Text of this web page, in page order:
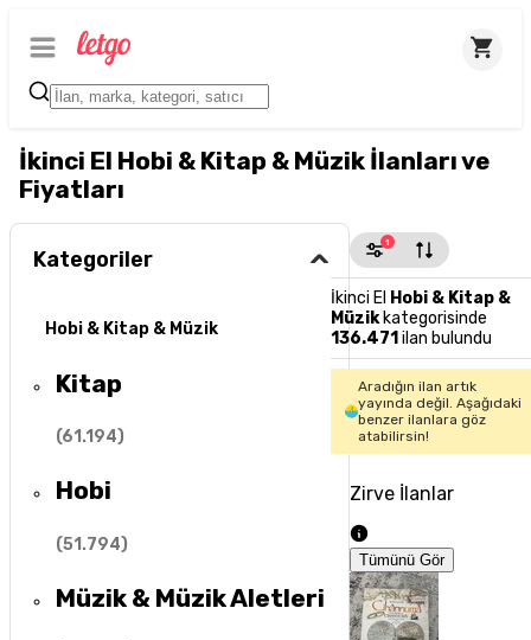
İkinci El Hobi & Kitap & Müzik İlanları ve
Fiyatları
Kategoriler
Hobi & Kitap & Müzik
Kitap
(61.194)
Hobi
(51.794)
Müzik & Müzik Aletleri
1
İkinci El Hobi & Kitap &
Müzikkategorisinde
136.471 ilan bulundu
Aradığın ilan artık
yayında değil. Aşağıdaki
benzer ilanlara göz
atabilirsin!
Zirve İlanlar
Tümünü Gör